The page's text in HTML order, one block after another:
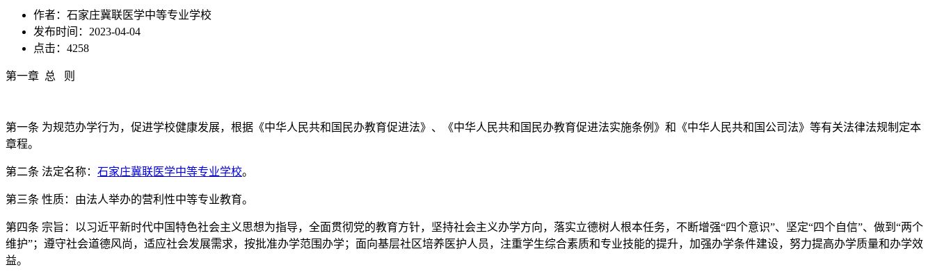
作者：石家庄冀联医学中等专业学校
发布时间：2023-04-04
点击：4258
第一章 总 则
第一条 为规范办学行为，促进学校健康发展，根据《中华人民共和国民办教育促进法》、《中华人民共和国民办教育促进法实施条例》和《中华人民共和国公司法》等有关法律法规制定本
章程。
第二条 法定名称： 石家庄冀联医学中等专业学校。
第三条 性质：由法人举办的营利性中等专业教育。
第四条 宗旨：以习近平新时代中国特色社会主义思想为指导，全面贯彻党的教育方针，坚持社会主义办学方向，落实立德树人根本任务，不断增强“四个意识”、坚定“四个自信”、做到“两个
维护”；遵守社会道德风尚，适应社会发展需求，按批准办学范围办学；面向基层社区培养医护人员，注重学生综合素质和专业技能的提升，加强办学条件建设，努力提高办学质量和办学效
益。